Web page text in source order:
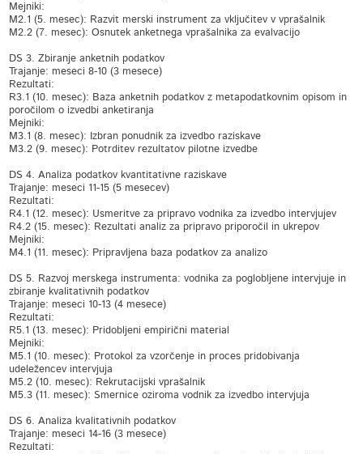
Mejniki:
M2.1 (5. mesec): Razvit merski instrument za vključitev v vprašalnik
M2.2 (7. mesec): Osnutek anketnega vprašalnika za evalvacijo
DS 3. Zbiranje anketnih podatkov
Trajanje: meseci 8-10 (3 mesece)
Rezultati:
R3.1 (10. mesec): Baza anketnih podatkov z metapodatkovnim opisom in
poročilom o izvedbi anketiranja
Mejniki:
M3.1 (8. mesec): Izbran ponudnik za izvedbo raziskave
M3.2 (9. mesec): Potrditev rezultatov pilotne izvedbe
DS 4. Analiza podatkov kvantitativne raziskave
Trajanje: meseci 11-15 (5 mesecev)
Rezultati:
R4.1 (12. mesec): Usmeritve za pripravo vodnika za izvedbo intervjujev
R4.2 (15. mesec): Rezultati analiz za pripravo priporočil in ukrepov
Mejniki:
M4.1 (11. mesec): Pripravljena baza podatkov za analizo
DS 5. Razvoj merskega instrumenta: vodnika za poglobljene intervjuje in
zbiranje kvalitativnih podatkov
Trajanje: meseci 10-13 (4 mesece)
Rezultati:
R5.1 (13. mesec): Pridobljeni empirični material
Mejniki:
M5.1 (10. mesec): Protokol za vzorčenje in proces pridobivanja
udeležencev intervjuja
M5.2 (10. mesec): Rekrutacijski vprašalnik
M5.3 (11. mesec): Smernice oziroma vodnik za izvedbo intervjuja
DS 6. Analiza kvalitativnih podatkov
Trajanje: meseci 14-16 (3 mesece)
Rezultati: